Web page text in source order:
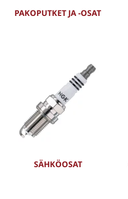
PAKOPUTKET JA -OSAT
SÄHKÖOSAT